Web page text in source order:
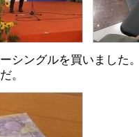
シングルを買いました
。